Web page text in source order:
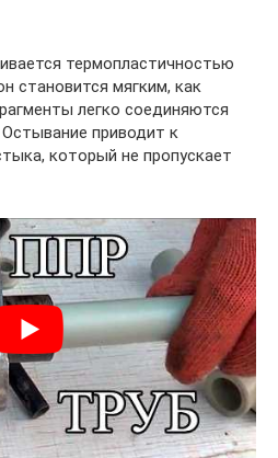
термопластичностью
становится мягким, как
легко соединяются
приводит к
который не пропускает